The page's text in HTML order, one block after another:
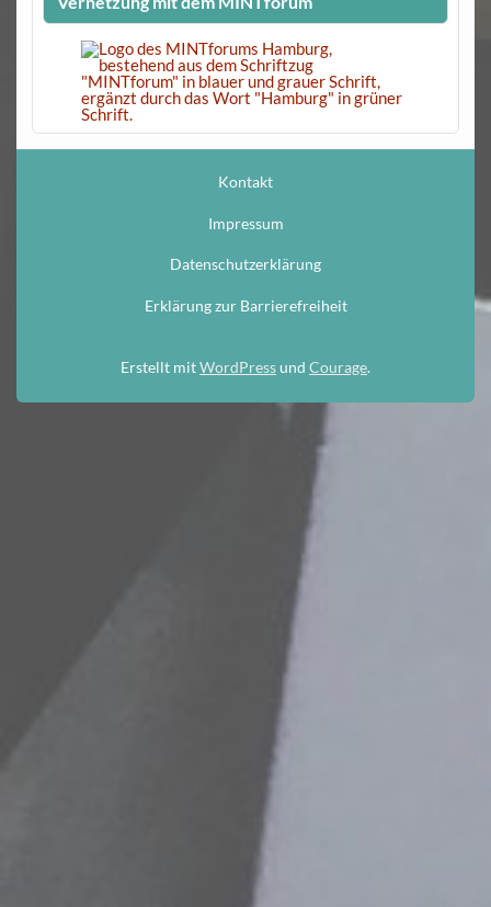
Kontakt
Impressum
Datenschutzerklärung
Erklärung zur Barrierefreiheit
Erstellt mitWordPressund Courage.